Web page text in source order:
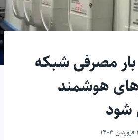
بار مصرفی شبکه
هوشمند
شود